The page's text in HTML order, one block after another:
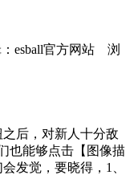
esball官方网站 浏
后，对新人十分敌
也能够点击【图像描
发觉，要晓得，1、